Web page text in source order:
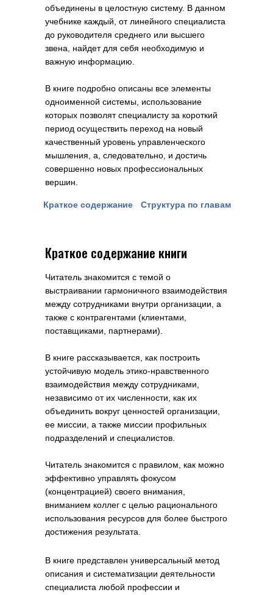
объединены в целостную систему. В данном
учебнике каждый, от линейного специалиста
до руководителя среднего или высшего
звена, найдет для себя необходимую и
важную информацию.
В книге подробно описаны все элементы
одноименной системы, использование
которых позволят специалисту за короткий
период осуществить переход на новый
качественный уровень управленческого
мышления, а, следовательно, и достичь
совершенно новых профессиональных
вершин.
Краткое содержание Структура по главам
Читатель знакомится с темой о
выстраивании гармоничного взаимодействия
между сотрудниками внутри организации, а
также с контрагентами (клиентами,
поставщиками, партнерами).
В книге рассказывается, как построить
устойчивую модель этико-нравственного
взаимодействия между сотрудниками,
независимо от их численности, как их
объединить вокруг ценностей организации,
ее миссии, а также миссии профильных
подразделений и специалистов.
Читатель знакомится с правилом, как можно
эффективно управлять фокусом
(концентрацией) своего внимания,
вниманием коллег с целью рационального
использования ресурсов для более быстрого
достижения результата.
Краткое содержание книги
В книге представлен универсальный метод
описания и систематизации деятельности
специалиста любой профессии и